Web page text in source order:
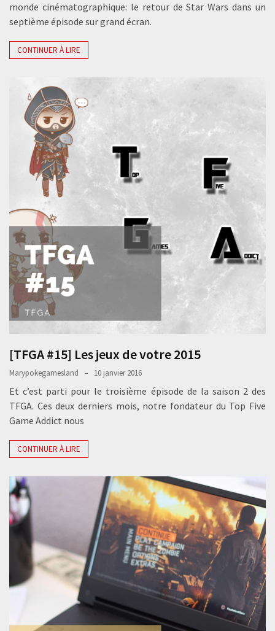
monde cinématographique: le retour de Star Wars dans un
septième épisode sur grand écran.
CONTINUER À LIRE
[TFGA #15] Les jeux de votre 2015
Marypokegamesland 10 janvier 2016
Et c’est parti pour le troisième épisode de la saison 2 des
TFGA. Ces deux derniers mois, notre fondateur du Top Five
Game Addict nous
CONTINUER À LIRE